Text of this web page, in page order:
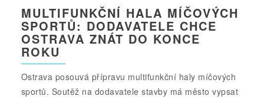
MULTIFUNKČNÍ HALA MÍČOVÝCH
SPORTŮ: DODAVATELE CHCE
OSTRAVA ZNÁT DO KONCE
ROKU
Ostrava posouvá přípravu multifunkční haly míčových
sportů. Soutěž na dodavatele stavby má město vypsat